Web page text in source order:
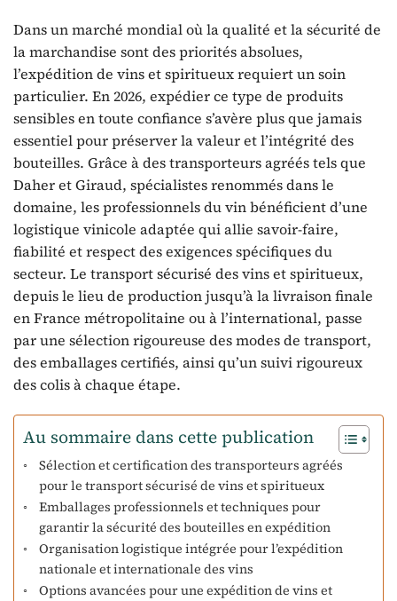
Dans un marché mondial où la qualité et la sécurité de
la marchandise sont des priorités absolues,
l’expédition de vins et spiritueux requiert un soin
particulier. En 2026, expédier ce type de produits
sensibles en toute confiance s’avère plus que jamais
essentiel pour préserver la valeur et l’intégrité des
bouteilles. Grâce à des transporteurs agréés tels que
Daher et Giraud, spécialistes renommés dans le
domaine, les professionnels du vin bénéficient d’une
logistique vinicole adaptée qui allie savoir-faire,
fiabilité et respect des exigences spécifiques du
secteur. Le transport sécurisé des vins et spiritueux,
depuis le lieu de production jusqu’à la livraison finale
en France métropolitaine ou à l’international, passe
par une sélection rigoureuse des modes de transport,
des emballages certifiés, ainsi qu’un suivi rigoureux
des colis à chaque étape.
Au sommaire dans cette publication
Sélection et certification des transporteurs agréés
pour le transport sécurisé de vins et spiritueux
Emballages professionnels et techniques pour
garantir la sécurité des bouteilles en expédition
Organisation logistique intégrée pour l’expédition
nationale et internationale des vins
Options avancées pour une expédition de vins et